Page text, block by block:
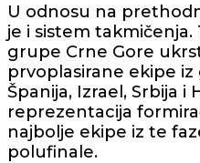
U odnosu na
je i sistem takmičenja.
grupe Crne Gore
prvoplasirane ekipe iz
Španija, Izrael, Srbija i
reprezentacija
najbolje ekipe iz te
polufinale.